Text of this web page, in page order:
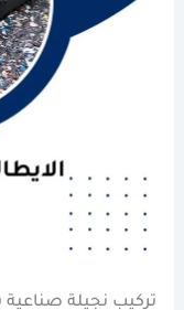
تركيب نجيلة صناعية